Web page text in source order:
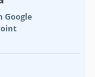
Google